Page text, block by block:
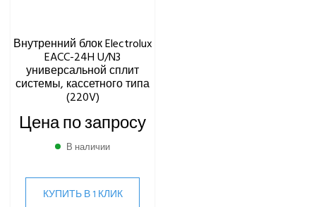
Внутренний блок Electrolux
EACC-24H U/N3
универсальной сплит
системы, кассетного типа
(220V)
Цена по запросу
В наличии
КУПИТЬ В 1 КЛИК